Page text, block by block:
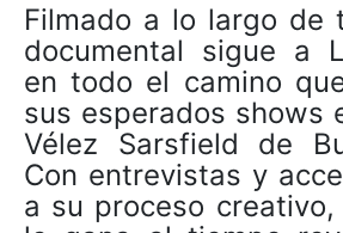
Filmado a lo largo de
documental sigue a
en todo el camino
sus esperados shows
Vélez Sarsfield de
Con entrevistas y
a su proceso